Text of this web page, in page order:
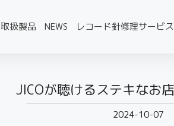
取扱製品 NEWS レコード針修理サービス
JICOが聴けるステキなお
2024-10-07